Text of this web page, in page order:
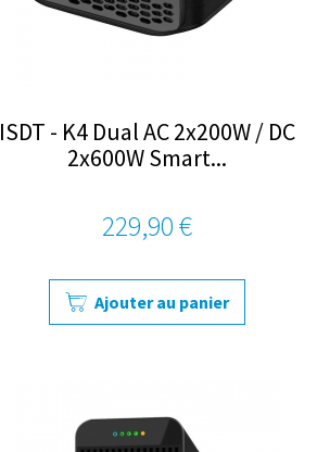
ISDT - K4 Dual AC 2x200W / DC
2x600W Smart...
229,90 €
Ajouter au panier